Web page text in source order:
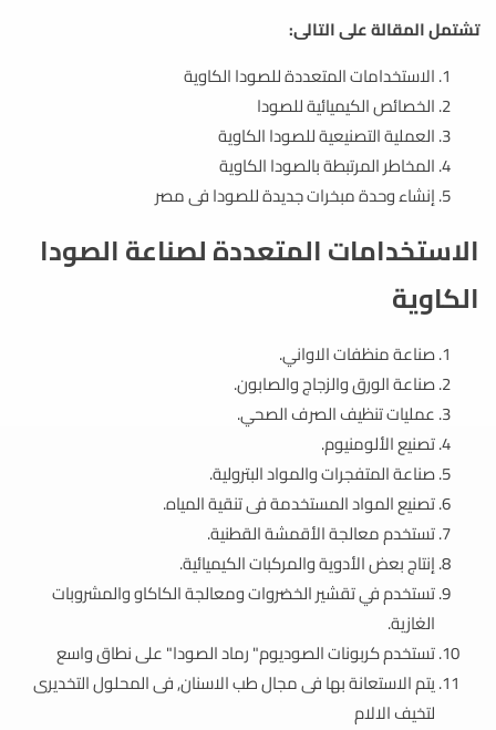
تشتمل المقالة على التالى:
الاستخدامات المتعددة للصودا الكاوية
الخصائص الكيميائية للصودا
العملية التصنيعية للصودا الكاوية
المخاطر المرتبطة بالصودا الكاوية
إنشاء وحدة مبخرات جديدة للصودا فى مصر
الاستخدامات المتعددة لصناعة الصودا
الكاوية
صناعة منظفات الاواني.
صناعة الورق والزجاج والصابون.
عمليات تنظيف الصرف الصحي.
تصنيع الألومنيوم.
صناعة المتفجرات والمواد البترولية.
تصنيع المواد المستخدمة فى تنقية المياه.
تستخدم معالجة الأقمشة القطنية.
إنتاج بعض الأدوية والمركبات الكيميائية.
تستخدم في تقشير الخضروات ومعالجة الكاكاو والمشروبات
الغازية.
تستخدم كربونات الصوديوم" رماد الصودا" على نطاق واسع
يتم الاستعانة بها فى مجال طب الاسنان, فى المحلول التخديرى
لتخيف الالام